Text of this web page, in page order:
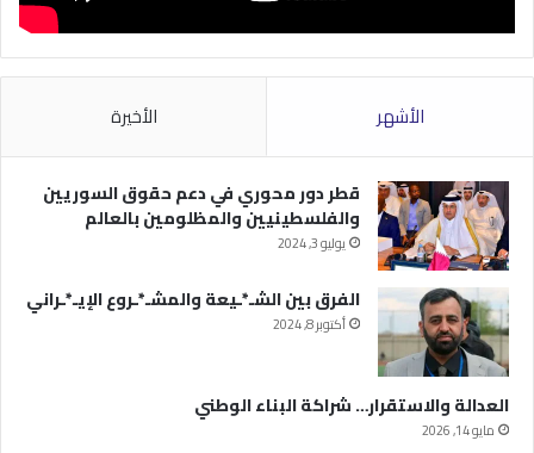
الأشهر الأخيرة
قطر دور محوري في دعم حقوق السوريين
والفلسطينيين والمظلومين بالعالم
يوليو 3, 2024
الفرق بين الشـ*ـيعة والمشـ*ـروع الإيـ*ـراني
أكتوبر 8, 2024
العدالة والاستقرار… شراكة البناء الوطني
مايو 14, 2026